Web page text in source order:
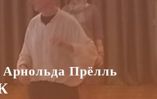
Прёлль